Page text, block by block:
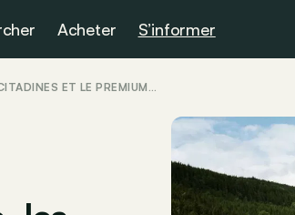
Acheter S’informer
ET LE PREMIUM…